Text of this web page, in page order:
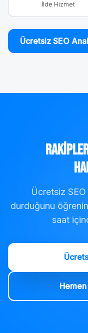
İlde Hizmet
Ücretsiz SEO
Ücretsiz
durduğunu
saat